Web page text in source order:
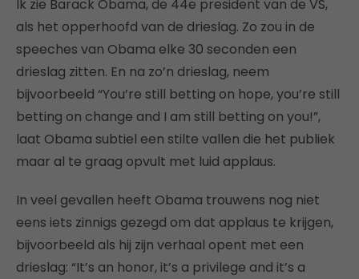
Ik zie Barack Obama, de 44e president van de VS,
als het opperhoofd van de drieslag. Zo zou in de
speeches van Obama elke 30 seconden een
drieslag zitten. En na zo’n drieslag, neem
bijvoorbeeld “You’re still betting on hope, you’re still
betting on change and I am still betting on you!”,
laat Obama subtiel een stilte vallen die het publiek
maar al te graag opvult met luid applaus.
In veel gevallen heeft Obama trouwens nog niet
eens iets zinnigs gezegd om dat applaus te krijgen,
bijvoorbeeld als hij zijn verhaal opent met een
drieslag: “It’s an honor, it’s a privilege and it’s a